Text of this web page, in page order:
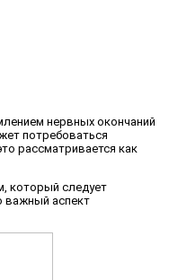
нервных окончаний
потребоваться
рассматривается как
который следует
важный аспект